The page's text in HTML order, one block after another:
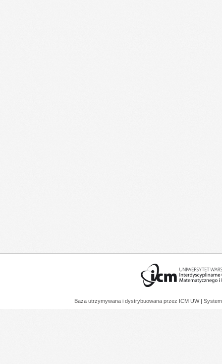
Baza utrzymywana i dystrybuowana przez ICM UW |